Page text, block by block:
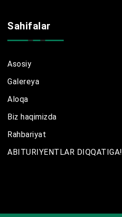
Sahifalar
Asosiy
Galereya
Aloqa
Biz haqimizda
Rahbariyat
ABITURIYENTLAR DIQQATIGA!